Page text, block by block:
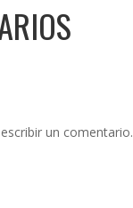
un comentario.